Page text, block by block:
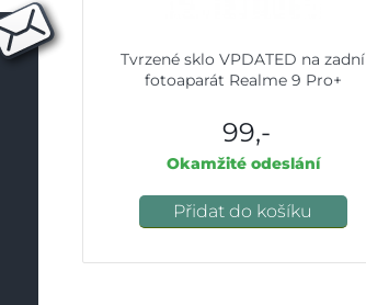
Tvrzené sklo VPDATED na zadní
fotoaparát Realme 9 Pro+
99,-
Okamžité odeslání
Přidat do košíku